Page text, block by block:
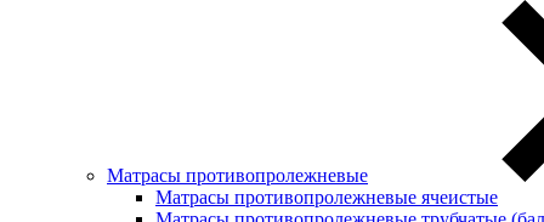
Матрасы противопролежневые
Матрасы противопролежневые ячеистые